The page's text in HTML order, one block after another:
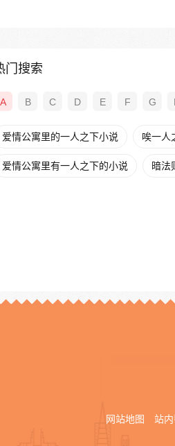
门搜索
A B C D E F G
爱情公寓里的一人之下小说 唉一人
爱情公寓里有一人之下的小说 暗法
网站地图 站